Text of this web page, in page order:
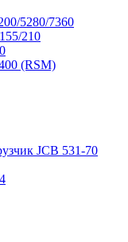
5280/7360
210
(RSM)
JCB 531-70